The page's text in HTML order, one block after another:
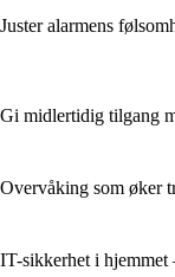
Juster alarmens
Gi midlertidig tilgang
Overvåking som øker
IT-sikkerhet i hjemmet